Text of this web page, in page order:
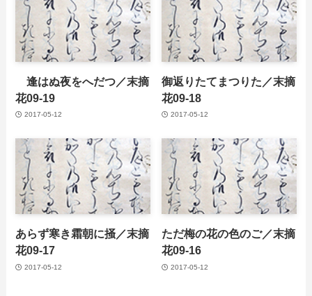
逢はぬ夜をへだつ／末摘
花09-19
2017-05-12
御返りたてまつりた／末摘
花09-18
2017-05-12
あらず寒き霜朝に掻／末摘
花09-17
2017-05-12
ただ梅の花の色のご／末摘
花09-16
2017-05-12